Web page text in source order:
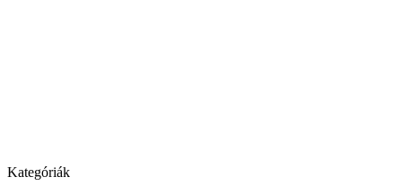
Kategóriák